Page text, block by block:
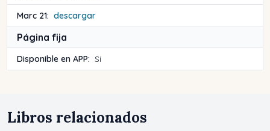
Marc 21: descargar
Página fija
Disponible en APP: Sí
Libros relacionados